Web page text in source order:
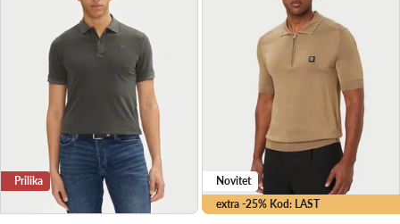
Prilika
extra -25% Kod: LAST
Novitet